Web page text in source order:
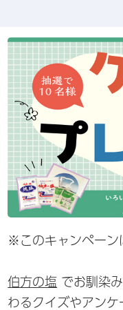
※このキャンペーン
伯方の塩 でお馴染
わるクイズやアン